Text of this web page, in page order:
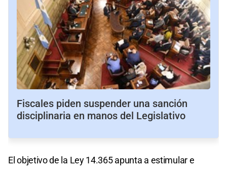
Fiscales piden suspender una sanción
disciplinaria en manos del Legislativo
El objetivo de la Ley 14.365 apunta a estimular e